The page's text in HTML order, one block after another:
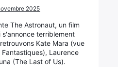
2025
The Astronaut, un film
terriblement
Kate Mara (vue
Laurence
(The Last of Us).